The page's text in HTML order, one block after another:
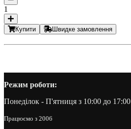
1
Купити Швидке замовлення
Режим роботи:
Понеділок - П'ятниця з 10:00 до 17:00
Працюємо з 2006